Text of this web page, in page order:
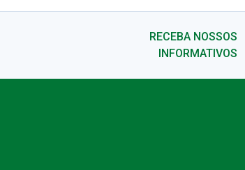
RECEBA NOSSOS
INFORMATIVOS